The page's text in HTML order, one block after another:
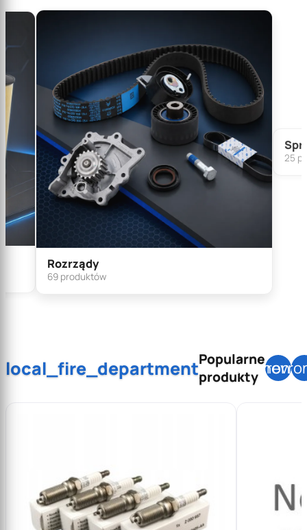
Rozrządy
69 produktów
local_fire_departmentPopularne
produkty